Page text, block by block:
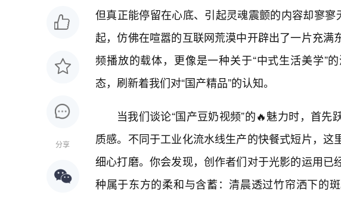
分享
但真正能停留在心底、引起灵魂震颤的内容却寥寥
起，仿佛在喧嚣的互联网荒漠中开辟出了一片充满
频播放的载体，更像是一种关于“中式生活美学”
态，刷新着我们对“国产精品”的认知。
当我们谈论“国产豆奶视频”的🔥魅力时，首
质感。不同于工业化流水线生产的快餐式短片，这
细心打磨。你会发现，创作者们对于光影的运用已
种属于东方的柔和与含蓄：清晨透过竹帘洒下的